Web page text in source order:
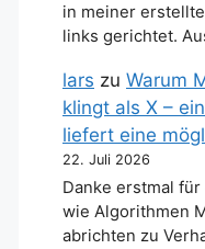
in meiner
links gerichtet.
lars zu Warum
klingt als X –
liefert eine
22. Juli 2026
Danke erstmal für
wie Algorithmen
abrichten zu